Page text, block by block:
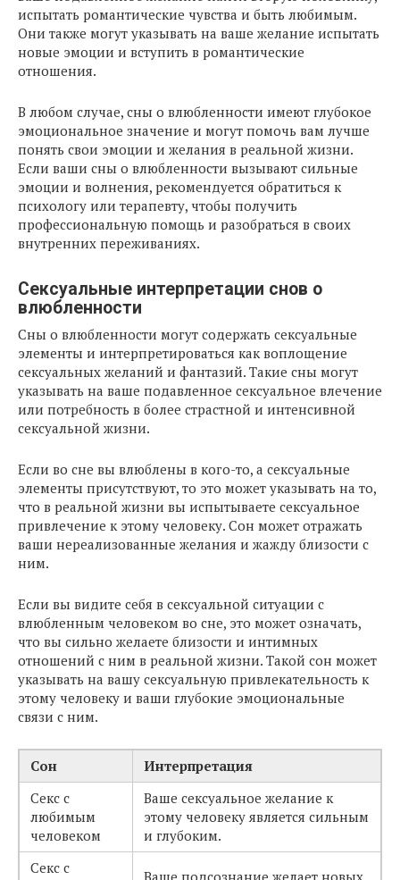
испытать романтические чувства и быть любимым.
Они также могут указывать на ваше желание испытать
новые эмоции и вступить в романтические
отношения.
В любом случае, сны о влюбленности имеют глубокое
эмоциональное значение и могут помочь вам лучше
понять свои эмоции и желания в реальной жизни.
Если ваши сны о влюбленности вызывают сильные
эмоции и волнения, рекомендуется обратиться к
психологу или терапевту, чтобы получить
профессиональную помощь и разобраться в своих
внутренних переживаниях.
Сексуальные интерпретации снов о
влюбленности
Сны о влюбленности могут содержать сексуальные
элементы и интерпретироваться как воплощение
сексуальных желаний и фантазий. Такие сны могут
указывать на ваше подавленное сексуальное влечение
или потребность в более страстной и интенсивной
сексуальной жизни.
Если во сне вы влюблены в кого-то, а сексуальные
элементы присутствуют, то это может указывать на то,
что в реальной жизни вы испытываете сексуальное
привлечение к этому человеку. Сон может отражать
ваши нереализованные желания и жажду близости с
ним.
Если вы видите себя в сексуальной ситуации с
влюбленным человеком во сне, это может означать,
что вы сильно желаете близости и интимных
отношений с ним в реальной жизни. Такой сон может
указывать на вашу сексуальную привлекательность к
этому человеку и ваши глубокие эмоциональные
связи с ним.
Сон
Интерпретация
Секс с
любимым
человеком
Ваше сексуальное желание к
этому человеку является сильным
и глубоким.
Секс с